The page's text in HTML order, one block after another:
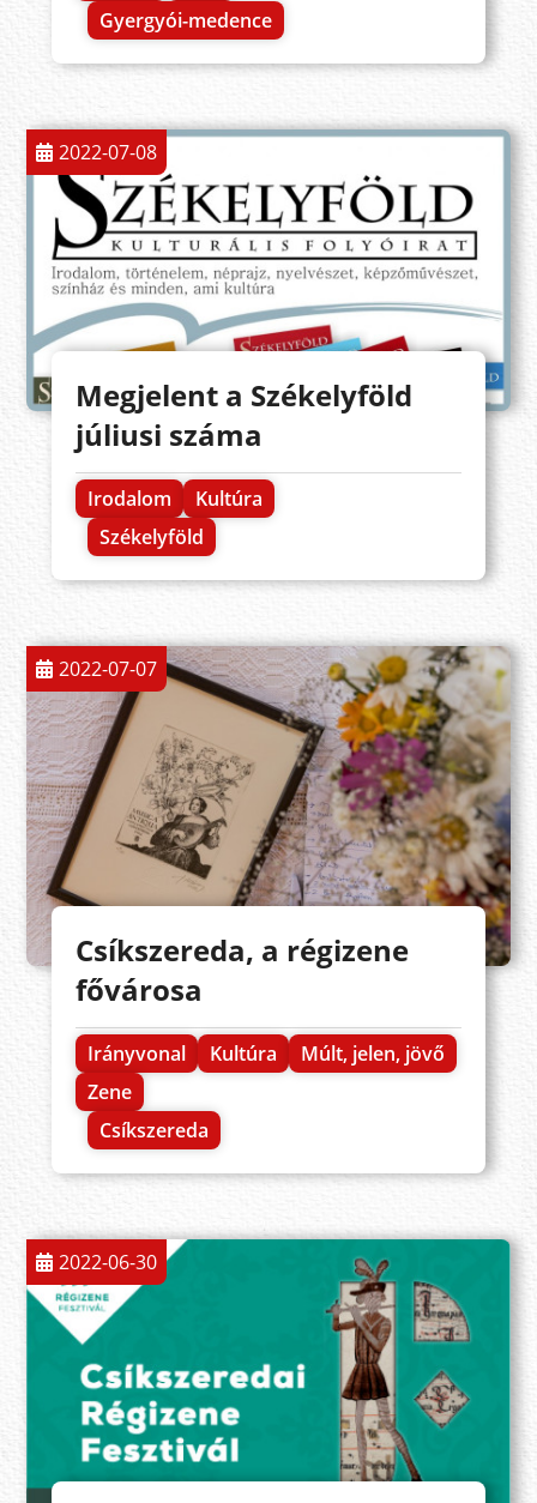
Gyergyói-medence
2022-07-08
Megjelent a Székelyföld
júliusi száma
Irodalom
Kultúra
Székelyföld
2022-07-07
Csíkszereda, a régizene
fővárosa
Irányvonal Kultúra
Múlt, jelen, jövő
Zene
Csíkszereda
2022-06-30